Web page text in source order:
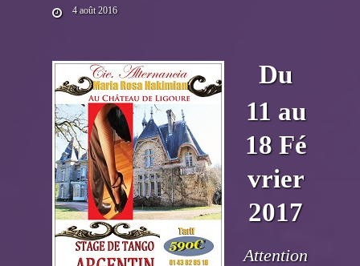
4 août 2016
Du
11 au
18 Fé
vrier
2017
Attention